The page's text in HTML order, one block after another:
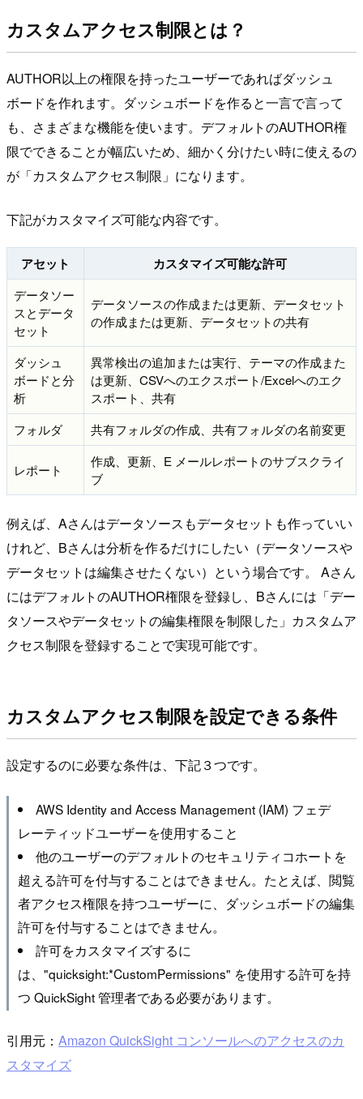
カスタムアクセス制限とは？
AUTHOR以上の権限を持ったユーザーであればダッシュ
ボードを作れます。ダッシュボードを作ると一言で言って
も、さまざまな機能を使います。デフォルトのAUTHOR権
限でできることが幅広いため、細かく分けたい時に使えるの
が「カスタムアクセス制限」になります。
下記がカスタマイズ可能な内容です。
アセット カスタマイズ可能な許可
データソー
スとデータ
セット
データソースの作成または更新、データセット
の作成または更新、データセットの共有
ダッシュ
ボードと分
析
異常検出の追加または実行、テーマの作成また
は更新、CSVへのエクスポート/Excelへのエク
スポート、共有
フォルダ
共有フォルダの作成、共有フォルダの名前変更
レポート
作成、更新、E メールレポートのサブスクライ
ブ
例えば、Aさんはデータソースもデータセットも作っていい
けれど、Bさんは分析を作るだけにしたい（データソースや
データセットは編集させたくない）という場合です。 Aさん
にはデフォルトのAUTHOR権限を登録し、Bさんには「デー
タソースやデータセットの編集権限を制限した」カスタムア
クセス制限を登録することで実現可能です。
カスタムアクセス制限を設定できる条件
設定するのに必要な条件は、下記３つです。
AWS Identity and Access Management (IAM) フェデ
レーティッドユーザーを使用すること
他のユーザーのデフォルトのセキュリティコホートを
超える許可を付与することはできません。たとえば、閲覧
者アクセス権限を持つユーザーに、ダッシュボードの編集
許可を付与することはできません。
許可をカスタマイズするに
は、"quicksight:*CustomPermissions" を使用する許可を持
つ QuickSight 管理者である必要があります。
引用元： Amazon QuickSight コンソールへのアクセスのカ
スタマイズ